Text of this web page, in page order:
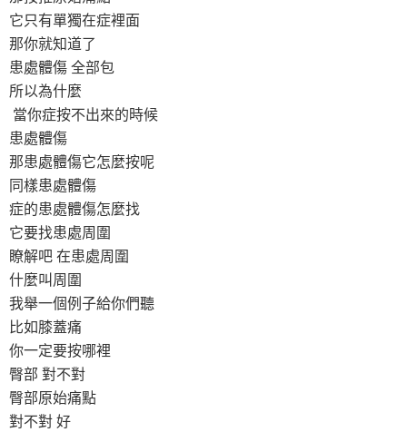
它只有單獨在症裡面
那你就知道了
患處體傷 全部包
所以為什麼
當你症按不出來的時候
患處體傷
那患處體傷它怎麼按呢
同樣患處體傷
症的患處體傷怎麼找
它要找患處周圍
瞭解吧 在患處周圍
什麼叫周圍
我舉一個例子給你們聽
比如膝蓋痛
你一定要按哪裡
臀部 對不對
臀部原始痛點
對不對 好